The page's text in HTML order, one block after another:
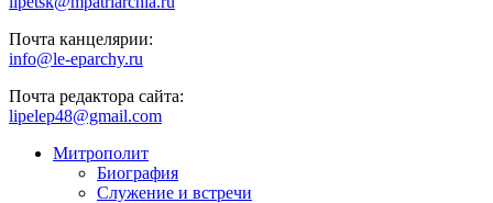
Почта канцелярии:
info@le-eparchy.ru
Почта редактора сайта:
lipelep48@gmail.com
Митрополит
Биография
Служение и встречи